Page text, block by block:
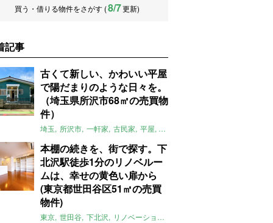
買う・借りる物件をさがす (8/7更新)
記事
古くて新しい、かわいい平屋
で陽だまりのような日々を。
（埼玉県所沢市68㎡の売買物
件）
埼玉 所沢市 一軒家 古民家 平屋 庭
本棚の続きを、街で探す。下
北沢駅徒歩1分のリノベルー
ムは、幸せの黄色い扉から
(東京都世田谷区51㎡の売買
物件)
東京 世田谷 下北沢 リノベーション